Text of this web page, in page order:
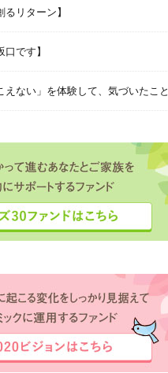
るリターン】
口です】
えない」を体験して、気づいたこと